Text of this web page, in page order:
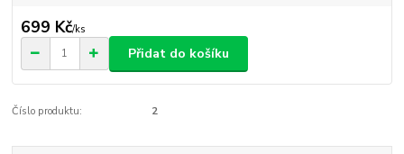
699 Kč/ks
Přidat do košíku
Číslo produktu: 2